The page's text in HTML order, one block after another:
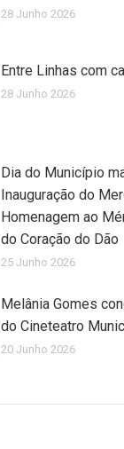
28 Junho 2026
Entre Linhas com
28 Junho 2026
Dia do Município
Inauguração do
Homenagem ao
do Coração do Dão
25 Junho 2026
Melânia Gomes
do Cineteatro
20 Junho 2026